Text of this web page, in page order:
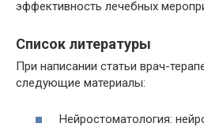
эффективность лечебных
Список литературы
При написании статьи врач-
следующие материалы:
Нейростоматология: